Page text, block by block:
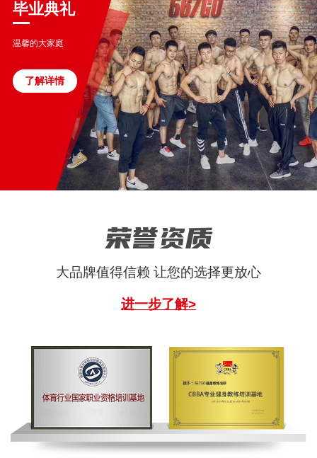
毕业典礼
温馨的大家庭
了解详情
荣誉资质
大品牌值得信赖 让您的选择更放心
进一步了解>